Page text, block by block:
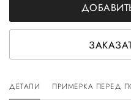
ДЕТАЛИ ПРИМЕРКА ПЕРЕД